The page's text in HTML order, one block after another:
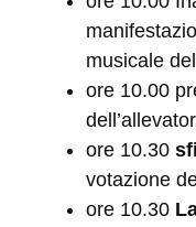
musicale
ore 10.00
ore 10.30
votazione
ore 10.30